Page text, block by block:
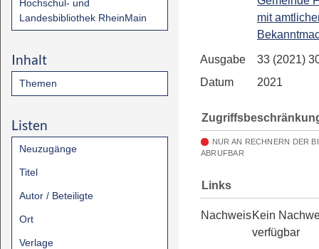
Hochschul- und
Landesbibliothek RheinMain
Inhalt
Themen
Listen
Neuzugänge
Titel
Autor / Beteiligte
Ort
Verlage
mit
Ausgabe
33 (2021)
Datum
2021
NUR AN RECHNERN DER
ABRUFBAR
Links
NachweisKein
verfügbar